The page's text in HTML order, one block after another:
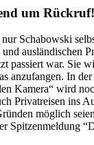
um
Schabowski
ausländischen
passiert war. Sie
anzufangen. In
Kamera“ wird
Privatreisen ins
möglich
Spitzenmeldung